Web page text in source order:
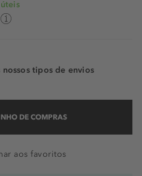
nossos tipos de envios
DE COMPRAS
aos favoritos